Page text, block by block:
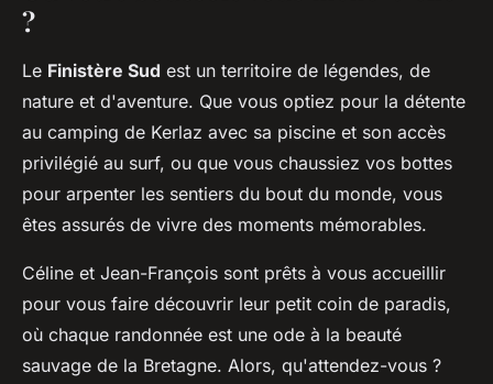
?
Le Finistère Sud est un territoire de légendes, de
nature et d'aventure. Que vous optiez pour la détente
au camping de Kerlaz avec sa piscine et son accès
privilégié au surf, ou que vous chaussiez vos bottes
pour arpenter les sentiers du bout du monde, vous
êtes assurés de vivre des moments mémorables.
Céline et Jean-François sont prêts à vous accueillir
pour vous faire découvrir leur petit coin de paradis,
où chaque randonnée est une ode à la beauté
sauvage de la Bretagne. Alors, qu'attendez-vous ?